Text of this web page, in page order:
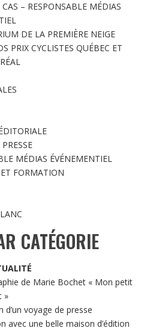
– RESPONSABLE MÉDIAS
DE LA PREMIÈRE NEIGE
PRIX CYCLISTES QUÉBEC ET
MÉDIAS ÉVÉNEMENTIEL
FORMATION
CATÉGORIE
de Marie Bochet « Mon petit
»
d’un voyage de presse
avec une belle maison d’édition